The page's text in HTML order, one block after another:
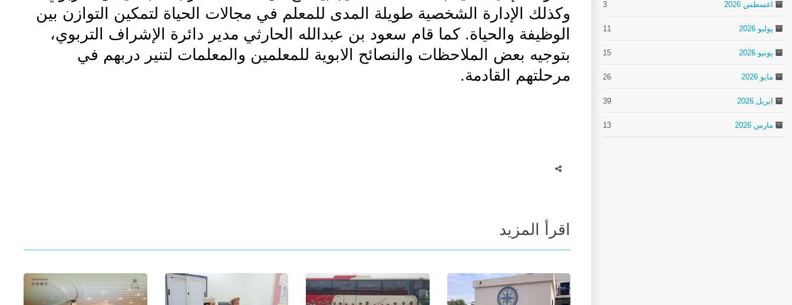
وكذلك الإدارة الشخصية طويلة المدى للمعلم في مجالات الحياة لتمكين التوازن بين
الوظيفة والحياة. كما قام سعود بن عبدالله الحارثي مدير دائرة الإشراف التربوي،
بتوجيه بعض الملاحظات والنصائح الابوية للمعلمين والمعلمات لتنير دربهم في
مرحلتهم القادمة.
اقرأ المزيد
اغسطس 2026 3
يوليو 2026 11
يونيو 2026 15
مايو 2026 26
ابريل 2026 39
مارس 2026 13